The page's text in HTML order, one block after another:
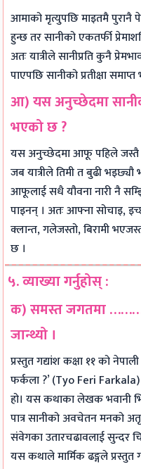
आमाको मृत्युपछि माइतमै पुरानै
हुन्छ तर सानीको एकतर्फी
अतः यात्रीले सानीप्रति कुनै
पाएपछि सानीको प्रतीक्षा समाप्त
आ) यस अनुच्छेदमा
भएको छ ?
यस अनुच्छेदमा आफू पहिले जस्तै छु
जब यात्रीले तिमी त बुढी
आफूलाई सधै यौवना नारी नै
पाइनन् । अतः आफ्ना सोचाइ,
क्लान्त, गलेजस्तो, बिरामी
छ ।
५. व्याख्या गर्नुहोस् :
क) समस्त जगतमा
जान्थ्यो ।
प्रस्तुत गद्यांश कक्षा ११ को
फर्कला ?’ (Tyo Feri Farkala)
हो। यस कथाका लेखक भवानी
पात्र सानीको अवचेतन मनको
संवेगका उतारचढावलाई सुन्दर
यस कथाले मार्मिक ढङ्गले प्रस्तुत